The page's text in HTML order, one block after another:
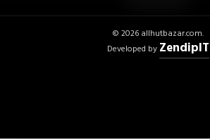
© 2026 allhutbazar.com.
Developed by ZendipIT